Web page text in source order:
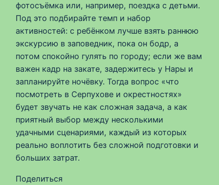
фотосъёмка или, например, поездка с детьми.
Под это подбирайте темп и набор
активностей: с ребёнком лучше взять раннюю
экскурсию в заповедник, пока он бодр, а
потом спокойно гулять по городу; если же вам
важен кадр на закате, задержитесь у Нары и
запланируйте ночёвку. Тогда вопрос «что
посмотреть в Серпухове и окрестностях»
будет звучать не как сложная задача, а как
приятный выбор между несколькими
удачными сценариями, каждый из которых
реально воплотить без сложной подготовки и
больших затрат.
Поделиться